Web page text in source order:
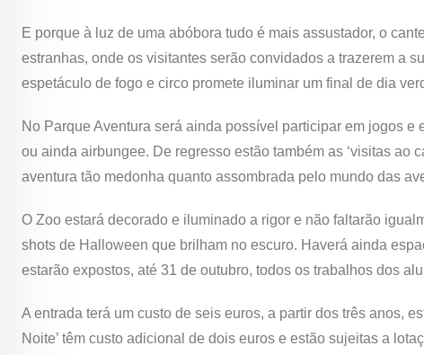
E porque à luz de uma abóbora tudo é mais assustador, o
estranhas, onde os visitantes serão convidados a trazerem a
espetáculo de fogo e circo promete iluminar um final de dia
No Parque Aventura será ainda possível participar em jogos
ou ainda airbungee. De regresso estão também as ‘visitas ao
aventura tão medonha quanto assombrada pelo mundo das
O Zoo estará decorado e iluminado a rigor e não faltarão
shots de Halloween que brilham no escuro. Haverá ainda
estarão expostos, até 31 de outubro, todos os trabalhos dos
A entrada terá um custo de seis euros, a partir dos três anos,
Noite’ têm custo adicional de dois euros e estão sujeitas a